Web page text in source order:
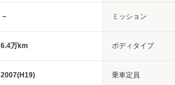
－ ミッション
6.4万km ボディタイプ
2007(H19) 乗車定員